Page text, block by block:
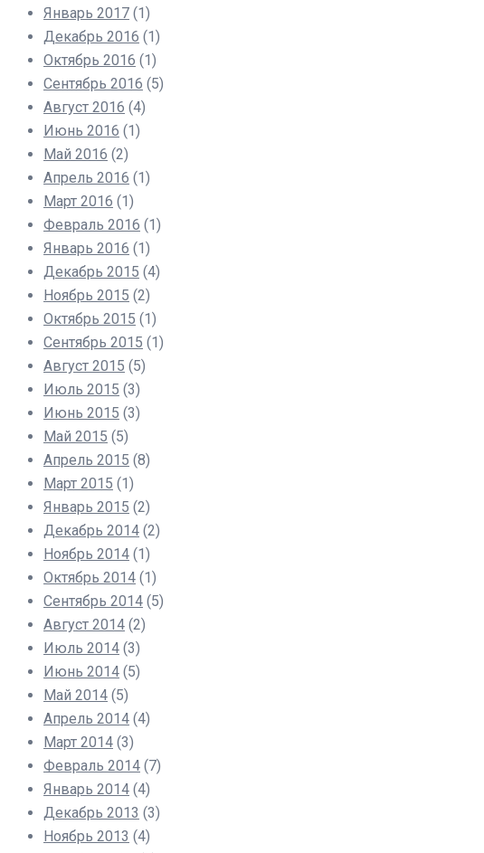
Январь 2017 (1)
Декабрь 2016 (1)
Октябрь 2016 (1)
Сентябрь 2016 (5)
Август 2016 (4)
Июнь 2016 (1)
Май 2016 (2)
Апрель 2016 (1)
Март 2016 (1)
Февраль 2016 (1)
Январь 2016 (1)
Декабрь 2015 (4)
Ноябрь 2015 (2)
Октябрь 2015 (1)
Сентябрь 2015 (1)
Август 2015 (5)
Июль 2015 (3)
Июнь 2015 (3)
Май 2015 (5)
Апрель 2015 (8)
Март 2015 (1)
Январь 2015 (2)
Декабрь 2014 (2)
Ноябрь 2014 (1)
Октябрь 2014 (1)
Сентябрь 2014 (5)
Август 2014 (2)
Июль 2014 (3)
Июнь 2014 (5)
Май 2014 (5)
Апрель 2014 (4)
Март 2014 (3)
Февраль 2014 (7)
Январь 2014 (4)
Декабрь 2013 (3)
Ноябрь 2013 (4)